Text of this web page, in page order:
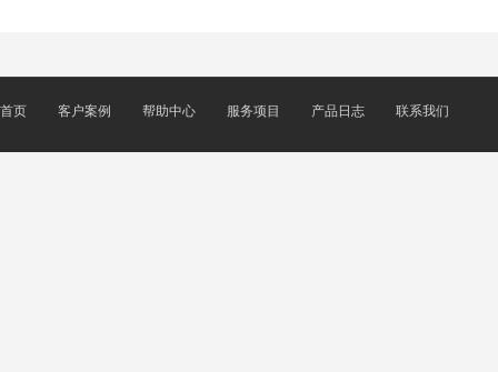
首页 客户案例 帮助中心 服务项目 产品日志 联系我们